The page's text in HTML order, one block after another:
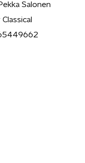
Salonen